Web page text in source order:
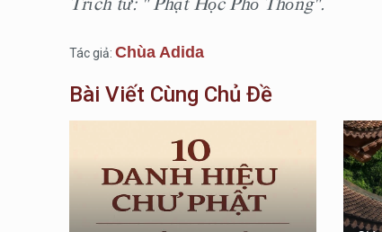
Tác giả: Chùa Adida
Bài Viết Cùng Chủ Đề